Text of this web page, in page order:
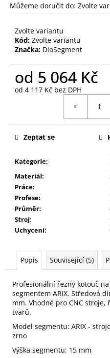
Můžeme doručit do: Zvolte
Zvolte variantu
Kód: Zvolte variantu
Značka: DiaSegment
od 5 064 Kč
od 4 117 Kč bez DPH
Kategorie:
Materiál:
Práce:
Profese:
Průměr:
Stroj:
Uchycení:
Zeptat se
Popis Související (5)
Profesionální řezný kotouč
segmentem ARIX. Středová
mm. Vhodné pro CNC
tvarů.
Model segmentu: ARIX -
zrno
Výška segmentu: 15 mm
e
m
e